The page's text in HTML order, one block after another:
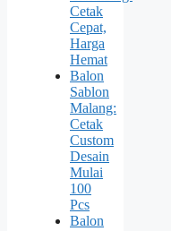
Cetak
Cepat,
Harga
Hemat
Balon
Sablon
Malang:
Cetak
Custom
Desain
Mulai
100
Pcs
Balon